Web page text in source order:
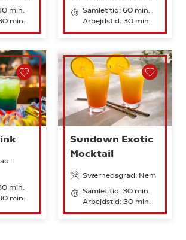
min.
min.
Samlet tid: 60 min.
Arbejdstid: 30 min.
min.
min.
Sundown Exotic
Mocktail
Sværhedsgrad: Nem
Samlet tid: 30 min.
Arbejdstid: 30 min.